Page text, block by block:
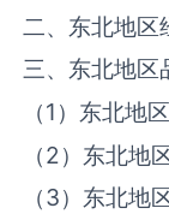
二、东北地区
三、东北地区
（1 ）东北地
（2 ）东北地
（3）东北地